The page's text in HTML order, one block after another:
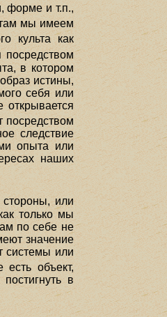
форме и т.п.,
мы имеем
культа как
в котором
истины,
себя или
посредством
следствие
опыта или
наших
или
только мы
по себе не
значение
системы или
есть объект,
в